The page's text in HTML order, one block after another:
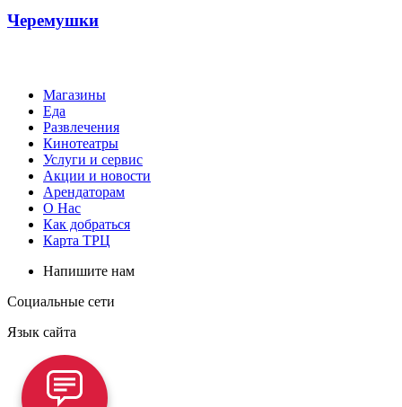
Черемушки
Магазины
Еда
Развлечения
Кинотеатры
Услуги и сервис
Акции и новости
Арендаторам
О Нас
Как добраться
Карта ТРЦ
Напишите нам
Социальные сети
Язык сайта